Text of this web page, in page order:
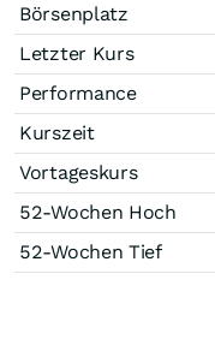
Börsenplatz
Letzter Kurs
Performance
Kurszeit
Vortageskurs
52-Wochen Hoch
52-Wochen Tief